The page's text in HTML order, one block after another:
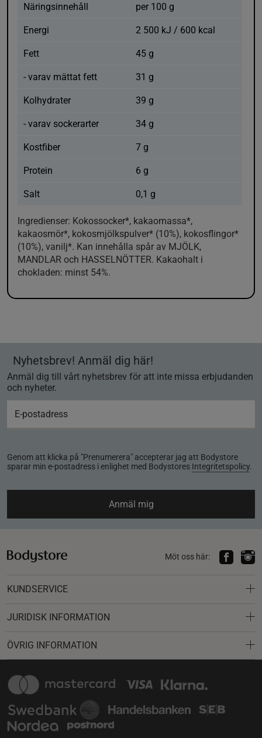
Näringsinnehåll per 100 g
Energi 2 500 kJ / 600 kcal
Fett 45 g
- varav mättat fett 31 g
Kolhydrater 39 g
- varav sockerarter 34 g
Kostfiber 7 g
Protein 6 g
Salt 0,1 g
Ingredienser: Kokossocker*, kakaomassa*,
kakaosmör*, kokosmjölkspulver* (10%), kokosflingor*
(10%), vanilj*. Kan innehålla spår av MJÖLK,
MANDLAR och HASSELNÖTTER. Kakaohalt i
chokladen: minst 54%.
Nyhetsbrev! Anmäl dig här!
Anmäl dig till vårt nyhetsbrev för att inte missa erbjudanden
och nyheter.
Genom att klicka på "Prenumerera" accepterar jag att Bodystore
sparar min e-postadress i enlighet med Bodystores Integritetspolicy.
Anmäl mig
Möt oss här:
KUNDSERVICE
JURIDISK INFORMATION
ÖVRIG INFORMATION